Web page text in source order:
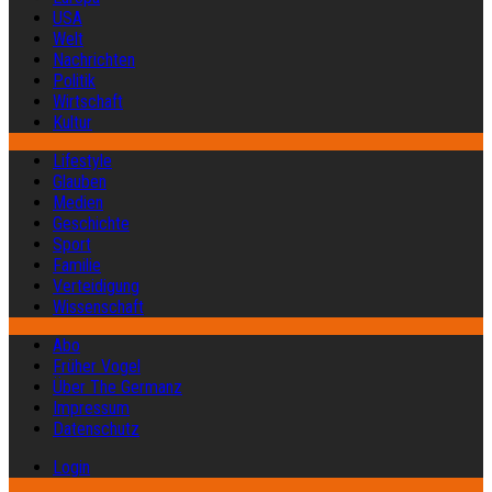
USA
Welt
Nachrichten
Politik
Wirtschaft
Kultur
Lifestyle
Glauben
Medien
Geschichte
Sport
Familie
Verteidigung
Wissenschaft
Abo
Früher Vogel
Über The Germanz
Impressum
Datenschutz
Login